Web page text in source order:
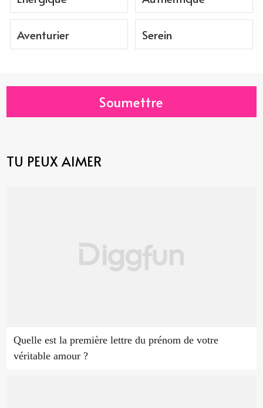
Aventurier Serein
Soumettre
TU PEUX AIMER
Quelle est la première lettre du prénom de votre
véritable amour ?